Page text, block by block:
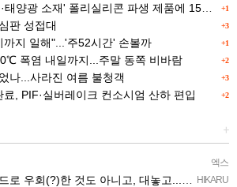
+1
소재' 폴리실리콘 파생 제품에 15% 관세...한국 기업도 영향
+3
판 성접대
+1
까지 일해"...'주52시간' 손볼까
+2
폭염 내일까지...주말 동쪽 비바람
+3
나...사라진 여름 불청객
+2
료, PIF·실버레이크 컨소시엄 산하 편입
+
엑스
HIKARU
우회(?)한 것도 아니고, 대놓고...ㅋ ㅋ)